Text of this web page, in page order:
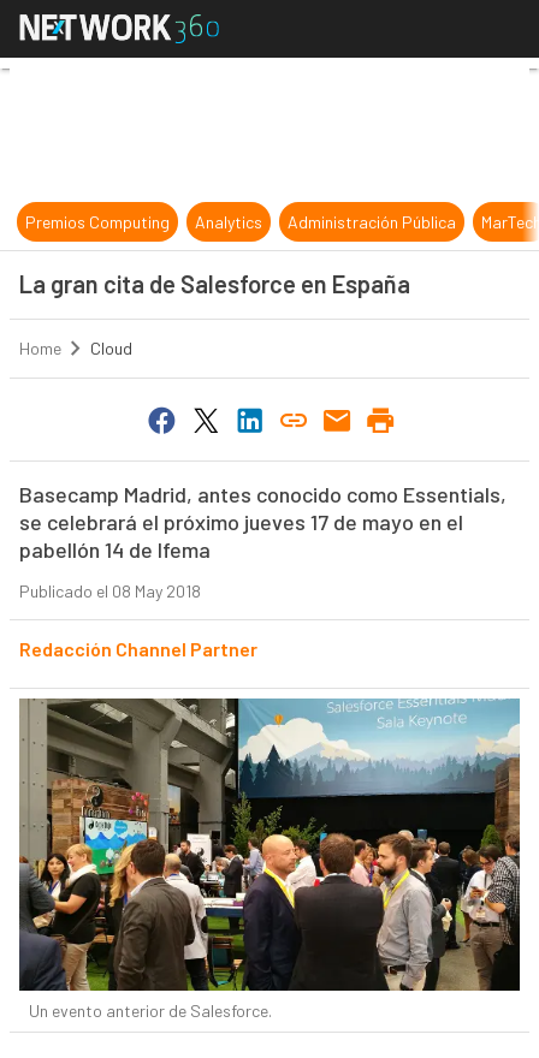
La gran cita de Salesforce en
Premios Computing Analytics Administración Pública
La gran cita de Salesforce en España
Home Cloud
Basecamp Madrid, antes conocido como Essentials,
se celebrará el próximo jueves 17 de mayo en el
pabellón 14 de Ifema
Publicado el 08 May 2018
Redacción Channel Partner
Un evento anterior de Salesforce.